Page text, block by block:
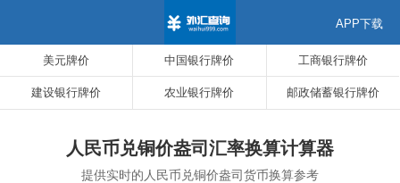
美元牌价 中国银行牌价 工商银行牌价
建设银行牌价 农业银行牌价 邮政储蓄银行牌价
APP下载
人民币兑铜价盎司汇率换算计算器
提供实时的人民币兑铜价盎司货币换算参考